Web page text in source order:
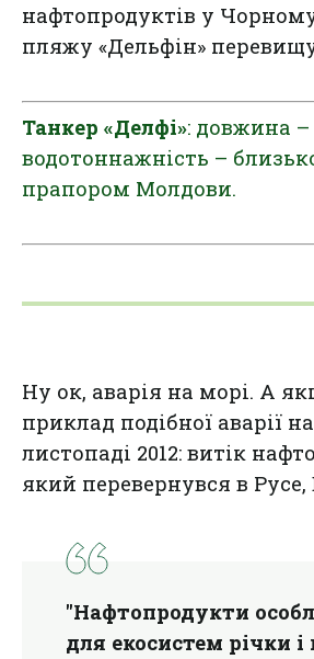
нафтопродуктів у
пляжу «Дельфін»
Танкер «Делфі»: довжина
водотоннажність –
прапором Молдови.
Ну ок, аварія на морі. А
приклад подібної аварії
листопаді 2012: витік
який перевернувся в Русе,
"Нафтопродукти
для екосистем річки